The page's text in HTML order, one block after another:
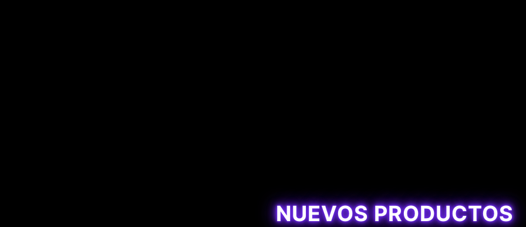
NUEVOS PRODUCTOS